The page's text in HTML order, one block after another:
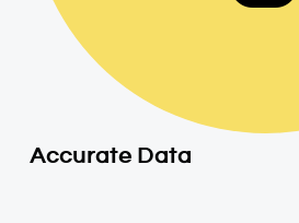
Accurate Data